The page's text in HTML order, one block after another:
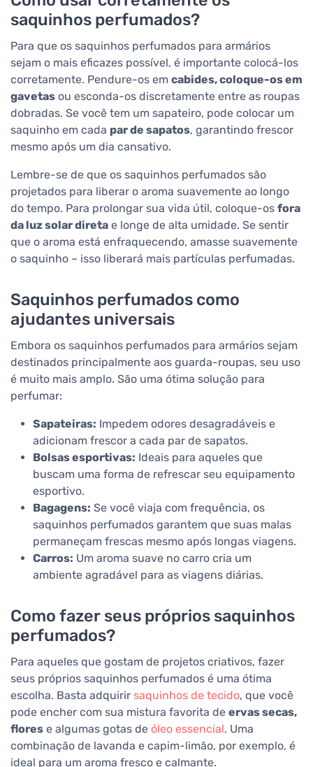
saquinhos perfumados?
Para que os saquinhos perfumados para armários
sejam o mais eficazes possível, é importante colocá-los
corretamente. Pendure-os em cabides, coloque-os em
gavetas ou esconda-os discretamente entre as roupas
dobradas. Se você tem um sapateiro, pode colocar um
saquinho em cada par de sapatos, garantindo frescor
mesmo após um dia cansativo.
Lembre-se de que os saquinhos perfumados são
projetados para liberar o aroma suavemente ao longo
do tempo. Para prolongar sua vida útil, coloque-os fora
da luz solar direta e longe de alta umidade. Se sentir
que o aroma está enfraquecendo, amasse suavemente
o saquinho – isso liberará mais partículas perfumadas.
Saquinhos perfumados como
ajudantes universais
Embora os saquinhos perfumados para armários sejam
destinados principalmente aos guarda-roupas, seu uso
é muito mais amplo. São uma ótima solução para
perfumar:
Sapateiras: Impedem odores desagradáveis e
adicionam frescor a cada par de sapatos.
Bolsas esportivas: Ideais para aqueles que
buscam uma forma de refrescar seu equipamento
esportivo.
Bagagens: Se você viaja com frequência, os
saquinhos perfumados garantem que suas malas
permaneçam frescas mesmo após longas viagens.
Carros: Um aroma suave no carro cria um
ambiente agradável para as viagens diárias.
Como fazer seus próprios saquinhos
perfumados?
Para aqueles que gostam de projetos criativos, fazer
seus próprios saquinhos perfumados é uma ótima
escolha. Basta adquirir saquinhos de tecido, que você
pode encher com sua mistura favorita de ervas secas,
flores e algumas gotas de óleo essencial. Uma
combinação de lavanda e capim-limão, por exemplo, é
ideal para um aroma fresco e calmante.